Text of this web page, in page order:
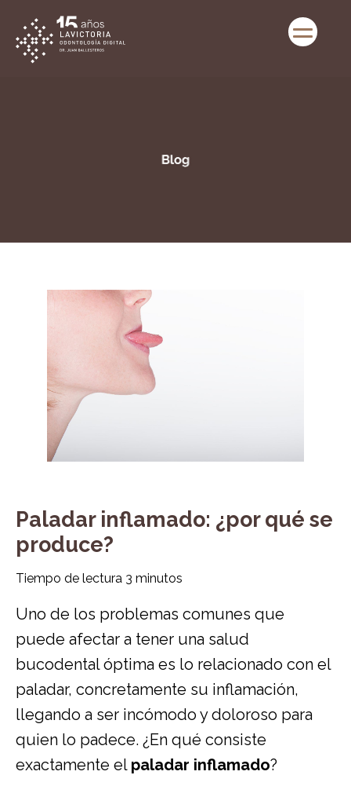
Paladar inflamado: ¿por qué se
produce?
Tiempo de lectura 3 minutos
Uno de los problemas comunes que
puede afectar a tener una salud
bucodental óptima es lo relacionado con el
paladar, concretamente su inflamación,
llegando a ser incómodo y doloroso para
quien lo padece. ¿En qué consiste
exactamente el paladar inflamado?